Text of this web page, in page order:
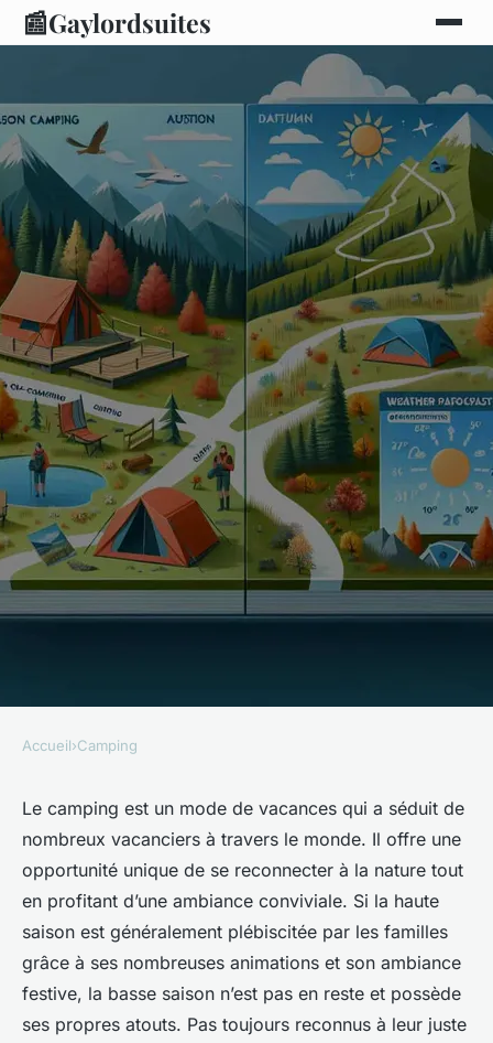
📰Gaylordsuites
CAMPING
Quels sont les avantages du
camping en basse saison et
comment en profiter au
mieux?
Sarah• 10 mars 2024 •6 min de lecture
Accueil›Camping
Le camping est un mode de vacances qui a séduit de
nombreux vacanciers à travers le monde. Il offre une
opportunité unique de se reconnecter à la nature tout
en profitant d’une ambiance conviviale. Si la haute
saison est généralement plébiscitée par les familles
grâce à ses nombreuses animations et son ambiance
festive, la basse saison n’est pas en reste et possède
ses propres atouts. Pas toujours reconnus à leur juste